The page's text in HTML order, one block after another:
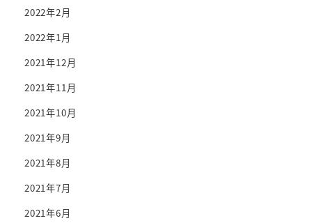
2022年2月
2022年1月
2021年12月
2021年11月
2021年10月
2021年9月
2021年8月
2021年7月
2021年6月